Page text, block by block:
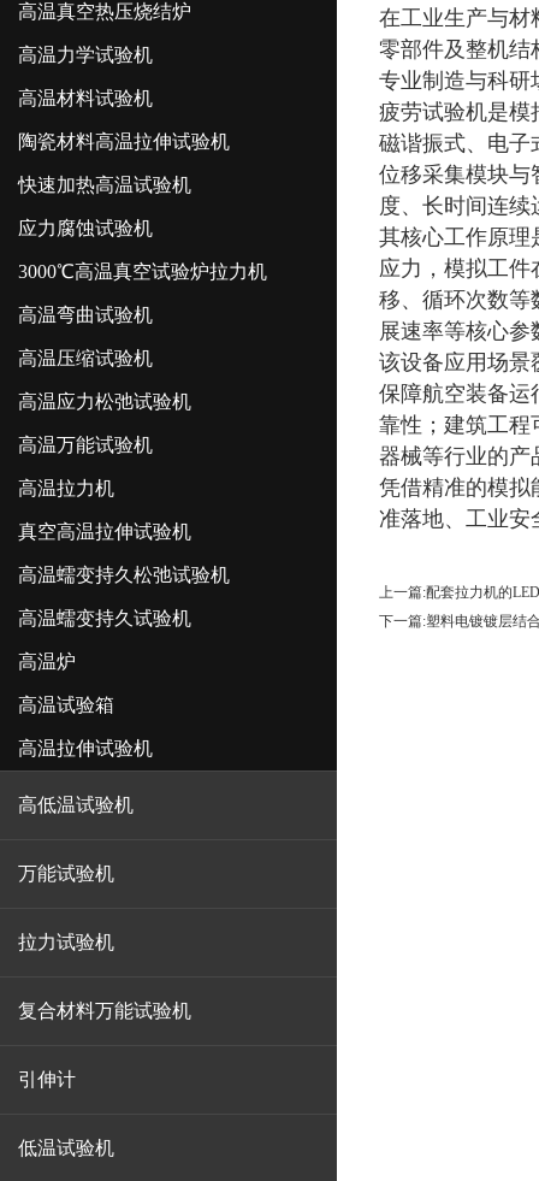
高温真空热压烧结炉
高温力学试验机
高温材料试验机
陶瓷材料高温拉伸试验机
快速加热高温试验机
应力腐蚀试验机
3000℃高温真空试验炉拉力机
高温弯曲试验机
高温压缩试验机
高温应力松弛试验机
高温万能试验机
高温拉力机
真空高温拉伸试验机
高温蠕变持久松弛试验机
高温蠕变持久试验机
高温炉
高温试验箱
高温拉伸试验机
高低温试验机
万能试验机
拉力试验机
复合材料万能试验机
引伸计
低温试验机
在工业生产与材
零部件及整机结
专业制造与科研
疲劳试验机是模
磁谐振式、电子
位移采集模块与
度、长时间连
其核心工作原理
应力，模拟工
移、循环次数等
展速率等核心
该设备应用场景
保障航空装备运
靠性；建筑工程
器械等行业的产
凭借精准的模拟
准落地、工业安
上一篇:配套拉力机的
下一篇:塑料电镀镀层结